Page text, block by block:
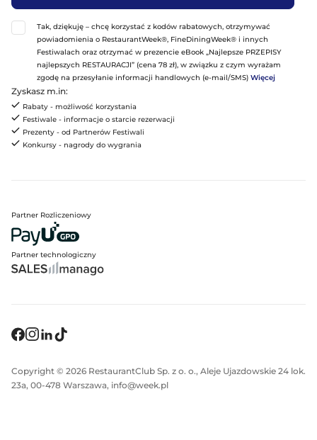
Tak, dziękuję – chcę korzystać z kodów rabatowych, otrzymywać
powiadomienia o RestaurantWeek®, FineDiningWeek® i innych
Festiwalach oraz otrzymać w prezencie eBook „Najlepsze PRZEPISY
najlepszych RESTAURACJI” (cena 78 zł), w związku z czym wyrażam
zgodę na przesyłanie informacji handlowych (e-mail/SMS) Więcej
Zyskasz m.in:
Rabaty - możliwość korzystania
Festiwale - informacje o starcie rezerwacji
Prezenty - od Partnerów Festiwali
Konkursy - nagrody do wygrania
Partner Rozliczeniowy
Partner technologiczny
Copyright © 2026 RestaurantClub Sp. z o. o., Aleje Ujazdowskie 24 lok.
23a, 00-478 Warszawa, info@week.pl